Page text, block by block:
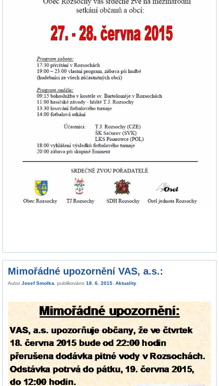
Mimořádné upozornění VAS, a.s.:
Autor Josef Smolka , publikováno 18. 6. 2015 Aktuality